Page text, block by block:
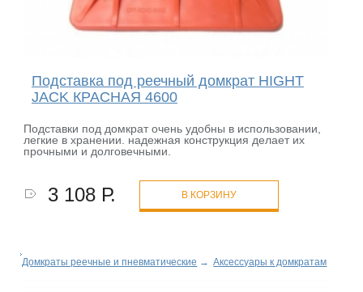
Подставка под реечный домкрат HIGHT
JACK КРАСНАЯ 4600
Подставки под домкрат очень удобны в использовании,
легкие в хранении. надежная конструкция делает их
прочными и долговечными.
3 108 Р. В КОРЗИНУ
Домкраты реечные и пневматические → Аксессуары к домкратам